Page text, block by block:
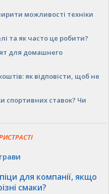
можливості техніки
та як часто це робити?
для домашнего
як відповісти, щоб не
спортивних ставок? Чи
для компанії, якщо
смаки?